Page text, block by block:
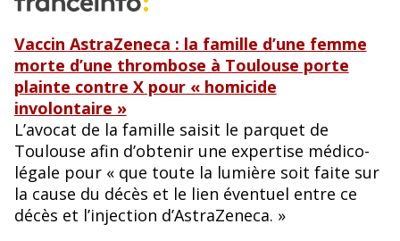
Vaccin AstraZeneca : la famille d’une femme
morte d’une thrombose à Toulouse porte
plainte contre X pour « homicide
involontaire »
L’avocat de la famille saisit le parquet de
Toulouse afin d’obtenir une expertise médico-
légale pour « que toute la lumière soit faite sur
la cause du décès et le lien éventuel entre ce
décès et l’injection d’AstraZeneca. »